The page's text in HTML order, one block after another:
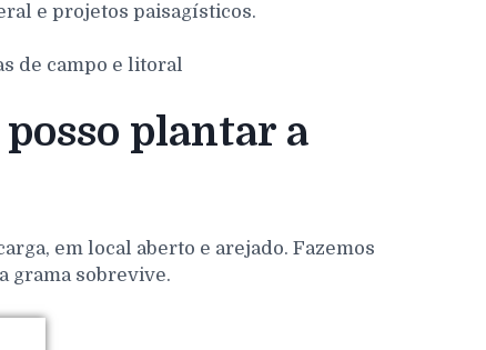
e projetos paisagísticos.
de campo e litoral
plantar a
em local aberto e arejado. Fazemos
grama sobrevive.